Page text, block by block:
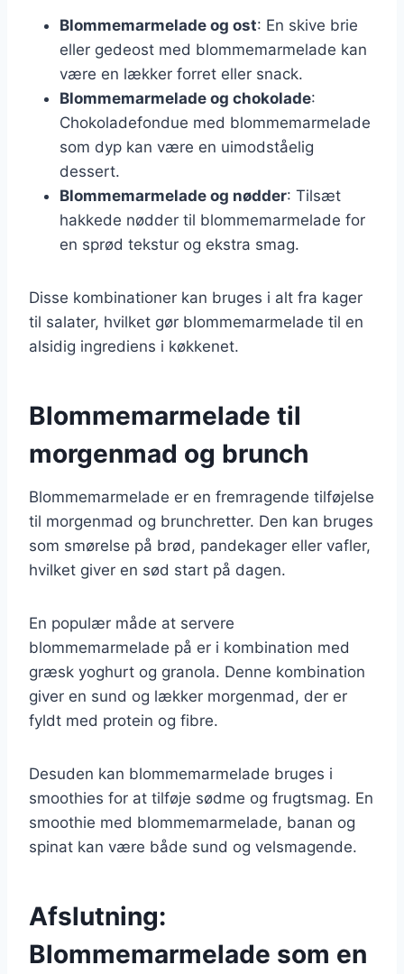
Blommemarmelade og ost: En skive brie
eller gedeost med blommemarmelade kan
være en lækker forret eller snack.
Blommemarmelade og chokolade:
Chokoladefondue med blommemarmelade
som dyp kan være en uimodståelig
dessert.
Blommemarmelade og nødder: Tilsæt
hakkede nødder til blommemarmelade for
en sprød tekstur og ekstra smag.
Disse kombinationer kan bruges i alt fra kager
til salater, hvilket gør blommemarmelade til en
alsidig ingrediens i køkkenet.
Blommemarmelade til
morgenmad og brunch
Blommemarmelade er en fremragende tilføjelse
til morgenmad og brunchretter. Den kan bruges
som smørelse på brød, pandekager eller vafler,
hvilket giver en sød start på dagen.
En populær måde at servere
blommemarmelade på er i kombination med
græsk yoghurt og granola. Denne kombination
giver en sund og lækker morgenmad, der er
fyldt med protein og fibre.
Desuden kan blommemarmelade bruges i
smoothies for at tilføje sødme og frugtsmag. En
smoothie med blommemarmelade, banan og
spinat kan være både sund og velsmagende.
Afslutning:
Blommemarmelade som en